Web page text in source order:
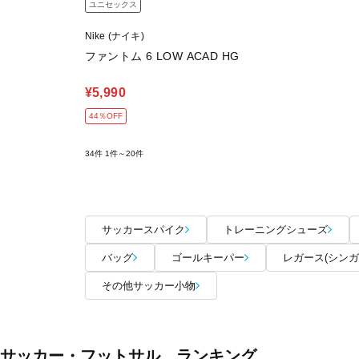
ユニセックス
Nike (ナイキ)
ファントム 6 LOW ACAD HG
¥5,990
44％OFF
34件 1件～20件
サッカースパイク トレーニングシューズ
バッグ ゴールキーパー レガース(シン
その他サッカー小物